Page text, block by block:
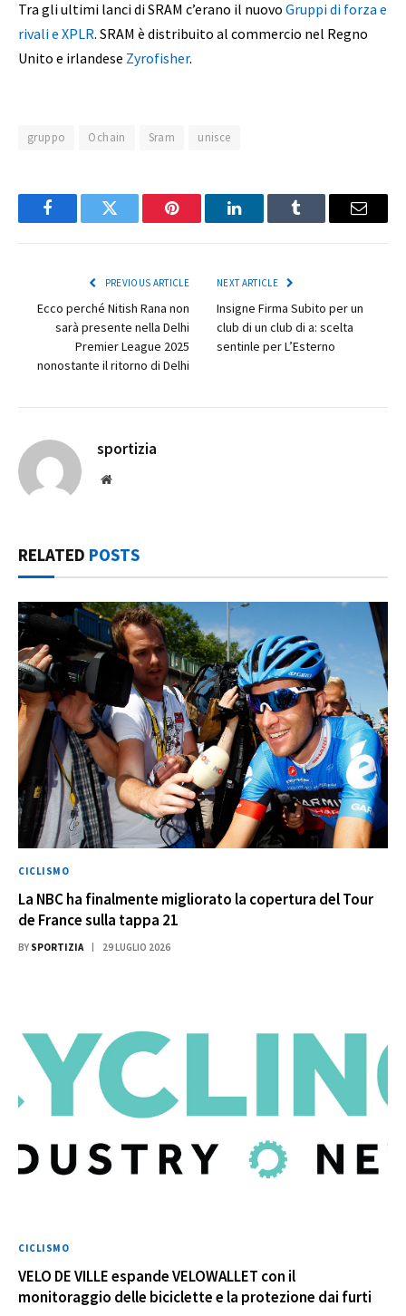
Tra gli ultimi lanci di SRAM c’erano il nuovo Gruppi di forza e
rivali e XPLR. SRAM è distribuito al commercio nel Regno
Unito e irlandese Zyrofisher.
gruppo Ochain Sram unisce
FacebookTwitter Pinterest LinkedInTumblr Email
PREVIOUS ARTICLE
Ecco perché Nitish Rana non
sarà presente nella Delhi
Premier League 2025
nonostante il ritorno di Delhi
NEXT ARTICLE
Insigne Firma Subito per un
club di un club di a: scelta
sentinle per L’Esterno
sportizia
Website
RELATED POSTS
CICLISMO
La NBC ha finalmente migliorato la copertura del Tour
de France sulla tappa 21
BY SPORTIZIA 29 LUGLIO 2026
CICLISMO
VELO DE VILLE espande VELOWALLET con il
monitoraggio delle biciclette e la protezione dai furti